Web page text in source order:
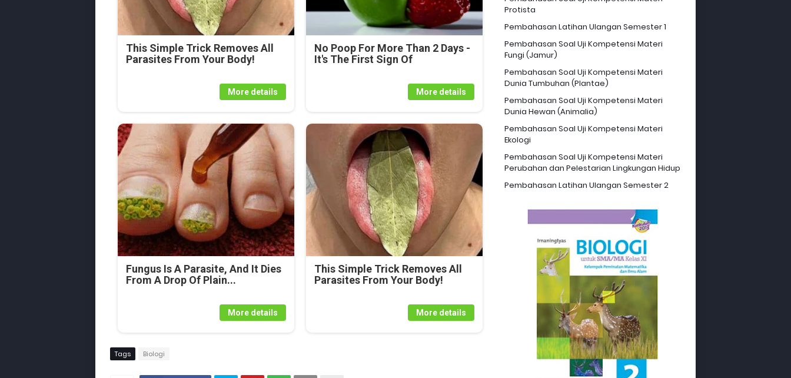
This Simple Trick Removes All
Parasites From Your Body!
More details
No Poop For More Than 2 Days -
It's The First Sign Of
More details
Fungus Is A Parasite, And It Dies
From A Drop Of Plain...
More details
This Simple Trick Removes All
Parasites From Your Body!
More details
Tags Biologi
Protista
Pembahasan Latihan Ulangan Semester 1
Pembahasan Soal Uji Kompetensi Materi
Fungi (Jamur)
Pembahasan Soal Uji Kompetensi Materi
Dunia Tumbuhan (Plantae)
Pembahasan Soal Uji Kompetensi Materi
Dunia Hewan (Animalia)
Pembahasan Soal Uji Kompetensi Materi
Ekologi
Pembahasan Soal Uji Kompetensi Materi
Perubahan dan Pelestarian Lingkungan Hidup
Pembahasan Latihan Ulangan Semester 2